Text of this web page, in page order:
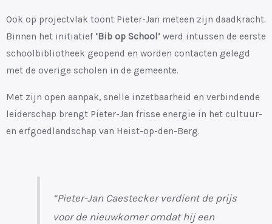
Ook op projectvlak toont Pieter-Jan meteen zijn daadkracht.
Binnen het initiatief ‘Bib op School’ werd intussen de eerste
schoolbibliotheek geopend en worden contacten gelegd
met de overige scholen in de gemeente.
Met zijn open aanpak, snelle inzetbaarheid en verbindende
leiderschap brengt Pieter-Jan frisse energie in het cultuur-
en erfgoedlandschap van Heist-op-den-Berg.
“Pieter-Jan Caestecker verdient de prijs
voor de nieuwkomer omdat hij een